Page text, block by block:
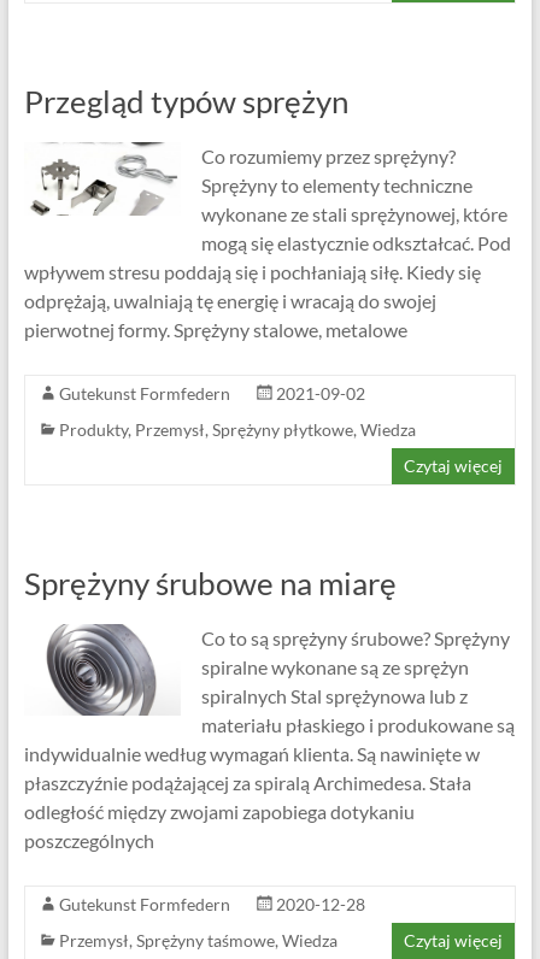
Przegląd typów sprężyn
Co rozumiemy przez sprężyny?
Sprężyny to elementy techniczne
wykonane ze stali sprężynowej, które
mogą się elastycznie odkształcać. Pod
wpływem stresu poddają się i pochłaniają siłę. Kiedy się
odprężają, uwalniają tę energię i wracają do swojej
pierwotnej formy. Sprężyny stalowe, metalowe
Gutekunst Formfedern
2021-09-02
Produkty, Przemysł, Sprężyny płytkowe, Wiedza
Czytaj więcej
Sprężyny śrubowe na miarę
Co to są sprężyny śrubowe? Sprężyny
spiralne wykonane są ze sprężyn
spiralnych Stal sprężynowa lub z
materiału płaskiego i produkowane są
indywidualnie według wymagań klienta. Są nawinięte w
płaszczyźnie podążającej za spiralą Archimedesa. Stała
odległość między zwojami zapobiega dotykaniu
poszczególnych
Gutekunst Formfedern
2020-12-28
Przemysł, Sprężyny taśmowe, Wiedza Czytaj więcej